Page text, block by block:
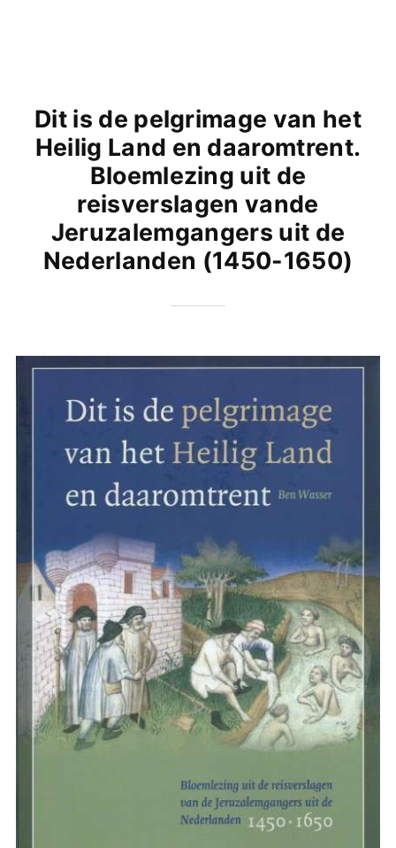
Dit is de pelgrimage van het
Heilig Land en daaromtrent.
Bloemlezing uit de
reisverslagen vande
Jeruzalemgangers uit de
Nederlanden (1450-1650)